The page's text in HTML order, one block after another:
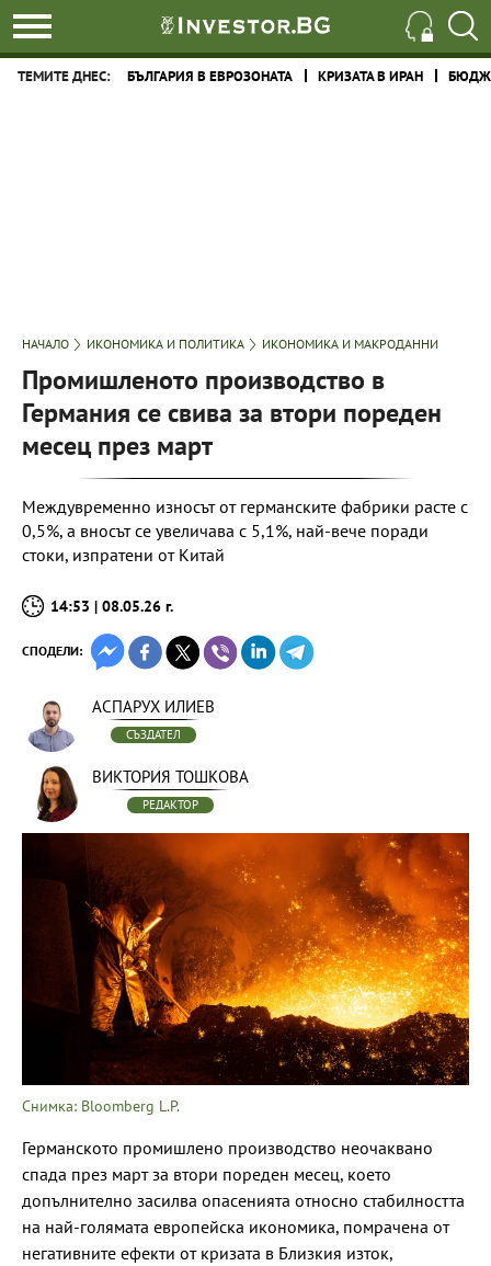
ТЕМИТЕ ДНЕС: БЪЛГАРИЯ В ЕВРОЗОНАТА КРИЗАТА В ИРАН
НАЧАЛО ИКОНОМИКА И ПОЛИТИКА ИКОНОМИКА И МАКРОДАННИ
Промишленото производство в
Германия се свива за втори пореден
месец през март
Междувременно износът от германските фабрики расте с
0,5%, а вносът се увеличава с 5,1%, най-вече поради
стоки, изпратени от Китай
14:53 | 08.05.26 г.
СПОДЕЛИ:
АСПАРУХ ИЛИЕВ
СЪЗДАТЕЛ
ВИКТОРИЯ ТОШКОВА
РЕДАКТОР
Снимка: Bloomberg L.P.
Германското промишлено производство неочаквано
спада през март за втори пореден месец, което
допълнително засилва опасенията относно стабилността
на най-голямата европейска икономика, помрачена от
негативните ефекти от кризата в Близкия изток,